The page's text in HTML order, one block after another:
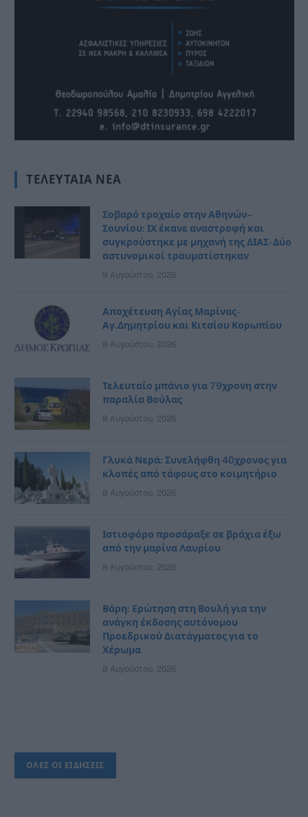
ΤΕΛΕΥΤΑΊΑ ΝΈΑ
Σοβαρό τροχαίο στην Αθηνών–
Σουνίου: ΙΧ έκανε αναστροφή και
συγκρούστηκε με μηχανή της ΔΙΑΣ- Δύο
αστυνομικοί τραυματίστηκαν
9 Αυγούστου, 2026
Αποχέτευση Αγίας Μαρίνας-
Αγ.Δημητρίου και Κιτσίου Κορωπίου
8 Αυγούστου, 2026
Τελευταίο μπάνιο για 79χρονη στην
παραλία Βούλας
8 Αυγούστου, 2026
Γλυκά Νερά: Συνελήφθη 40χρονος για
κλοπές από τάφους στο κοιμητήριο
8 Αυγούστου, 2026
Ιστιοφόρο προσάραξε σε βράχια έξω
από την μαρίνα Λαυρίου
8 Αυγούστου, 2026
Βάρη: Ερώτηση στη Βουλή για την
ανάγκη έκδοσης αυτόνομου
Προεδρικού Διατάγματος για το
Χέρωμα
8 Αυγούστου, 2026
ΟΛΕΣ ΟΙ ΕΙΔΗΣΕΙΣ